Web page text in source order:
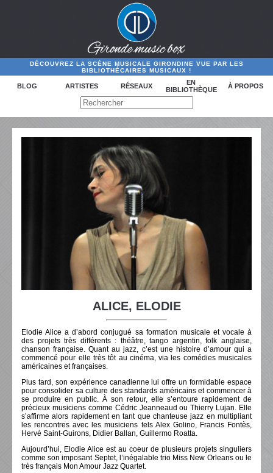
DÉCOUVREZ LA SCÈNE MUSICALE GIRONDINE VUE PAR LES
BIBLIOTHÉCAIRES MUSICAUX !
BLOG ARTISTES RÉSEAUX
EN
BIBLIOTHÈQUE
À PROPOS
ALICE, ELODIE
Elodie Alice a d’abord conjugué sa formation musicale et vocale à
des projets très différents : théâtre, tango argentin, folk anglaise,
chanson française. Quant au jazz, c’est une histoire d’amour qui a
commencé pour elle très tôt au cinéma, via les comédies musicales
américaines et françaises.
Plus tard, son expérience canadienne lui offre un formidable espace
pour consolider sa culture des standards américains et commencer à
se produire en public. À son retour, elle s’entoure rapidement de
précieux musiciens comme Cédric Jeanneaud ou Thierry Lujan. Elle
s’affirme alors rapidement en tant que chanteuse jazz en multipliant
les rencontres avec les musiciens tels Alex Golino, Francis Fontès,
Hervé Saint-Guirons, Didier Ballan, Guillermo Roatta.
Aujourd’hui, Elodie Alice est au coeur de plusieurs projets singuliers
comme son imposant Septet, l’inégalable trio Miss New Orleans ou le
très français Mon Amour Jazz Quartet.